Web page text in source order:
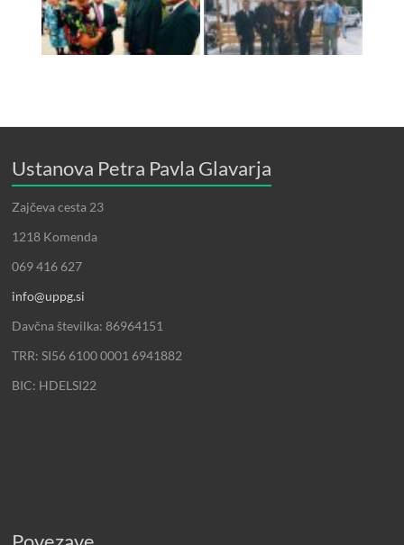
Ustanova Petra Pavla Glavarja
Zajčeva cesta 23
1218 Komenda
069 416 627
info@uppg.si
Davčna številka: 86964151
TRR: SI56 6100 0001 6941882
BIC: HDELSI22